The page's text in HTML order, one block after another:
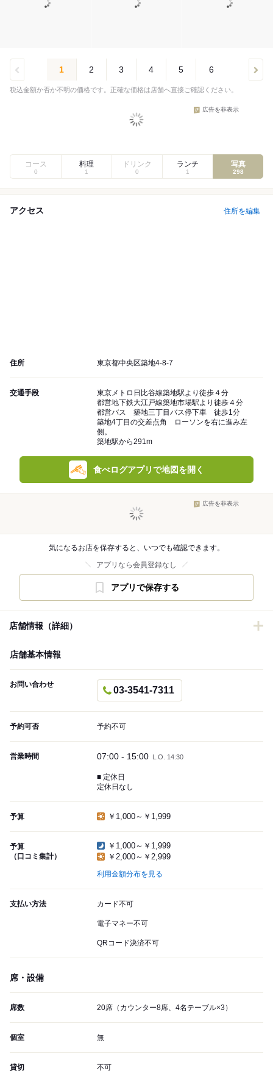
1 2 3 4 5 6
税込金額か否か不明の価格です。正確な価格は店舗へ直接ご確認ください。
広告を非表示
コース
0
料理
1
ドリンク
0
ランチ
1
写真
298
アクセス 住所を編集
住所 東京都中央区築地4-8-7
交通手段
東京メトロ日比谷線築地駅より徒歩４分
都営地下鉄大江戸線築地市場駅より徒歩４分
都営バス 築地三丁目バス停下車 徒歩1分
築地4丁目の交差点角 ローソンを右に進み左
側。
築地駅から291m
食べログアプリで地図を開く
広告を非表示
気になるお店を保存すると、いつでも確認できます。
アプリなら会員登録なし
アプリで保存する
店舗情報（詳細）
店舗基本情報
お問い合わせ
03-3541-7311
予約可否 予約不可
営業時間 07:00 - 15:00 L.O. 14:30
■ 定休日
定休日なし
予算 ￥1,000～￥1,999
予算
（口コミ集計）
￥1,000～￥1,999
￥2,000～￥2,999
利用金額分布を見る
支払い方法 カード不可
電子マネー不可
QRコード決済不可
席・設備
席数 20席（カウンター8席、4名テーブル×3）
個室 無
貸切 不可